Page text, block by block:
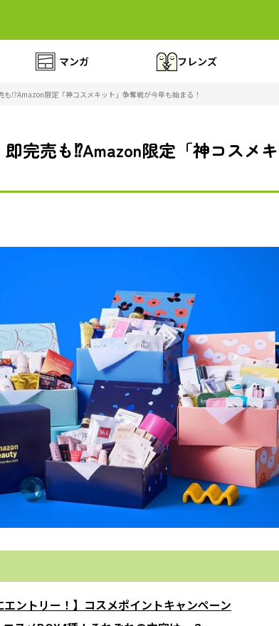
マンガ フレンズ
も⁉Amazon限定「神コスメキット」争奪戦が今年も始まる！
即完売も⁉Amazon限定「神コスメ
エントリー！】コスメポイントキャンペーン